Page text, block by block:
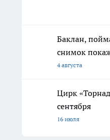
Баклан,
снимок
4 августа
Цирк
сентября
16 июля